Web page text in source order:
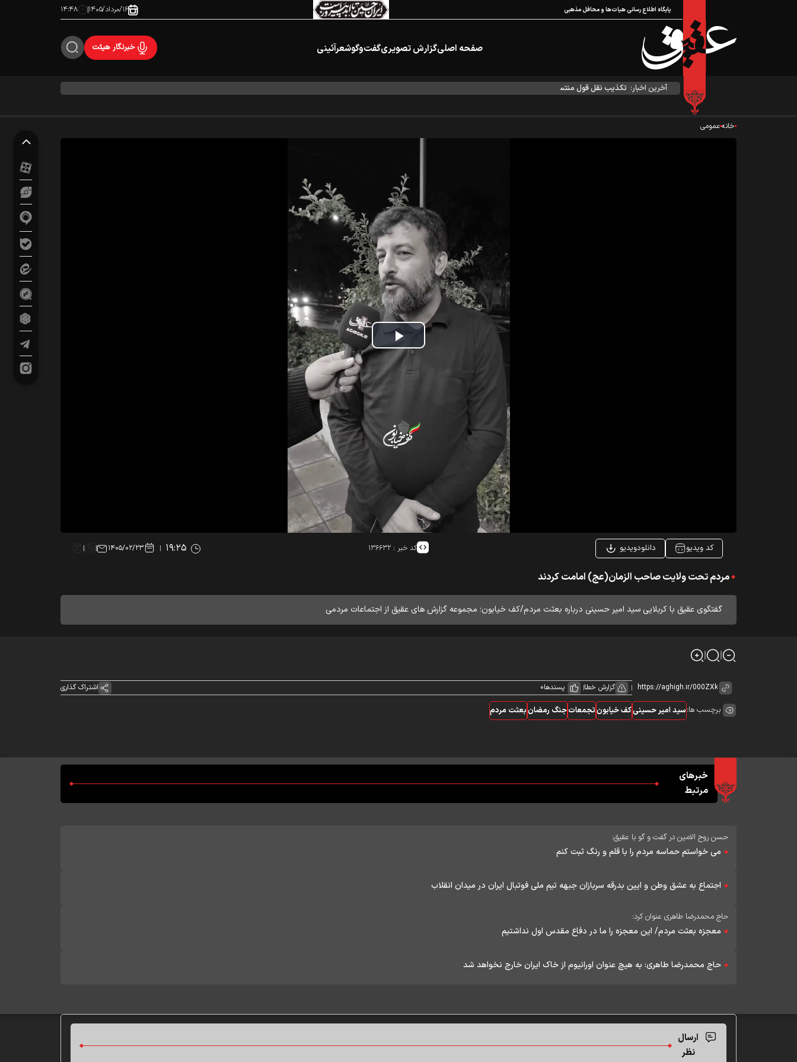
پایگاه اطلاع رسانی هیات‌ها و محافل مذهبی ۱۶/مرداد/۱۴۰۵ ۱۴:۴۸
صفحه اصلیگزارش تصویریگفت‌وگوشعرآئینی خبرنگار هیئت
آخرین اخبار: تکذیب نقل قول منتسب به رهبر انقلاب از سوی دفتر معظم‌له
خانهعمومی
Play
Video
کد ویدیو دانلودویدیو کد خبر :۱۳۶۶۳۲ ۱۴۰۵/۰۲/۲۳
مردم تحت ولایت صاحب الزمان(عج) امامت کردند
گفتگوی عقیق با کربلایی سید امیر حسینی درباره بعثت مردم/کف خیابون؛ مجموعه گزارش های عقیق از اجتماعات مردمی
گزارش خطا پسندها0 اشتراک گذاری
برچسب ها:سید امیر حسینیکف خیابونتجمعاتجنگ رمضانبعثت مردم
خبرهای
مرتبط
حسن روح الامین در گفت و گو با عقیق:
می خواستم حماسه مردم را با قلم و رنگ ثبت کنم
اجتماع به عشق وطن و ایین بدرقه سربازان جبهه تیم ملی فوتبال ایران در میدان انقلاب
حاج محمدرضا طاهری عنوان کرد:
معجزه بعثت مردم/ این معجزه را ما در دفاع مقدس اول نداشتیم
حاج محمدرضا طاهری: به هیچ عنوان اورانیوم از خاک ایران خارج نخواهد شد
ارسال
نظر